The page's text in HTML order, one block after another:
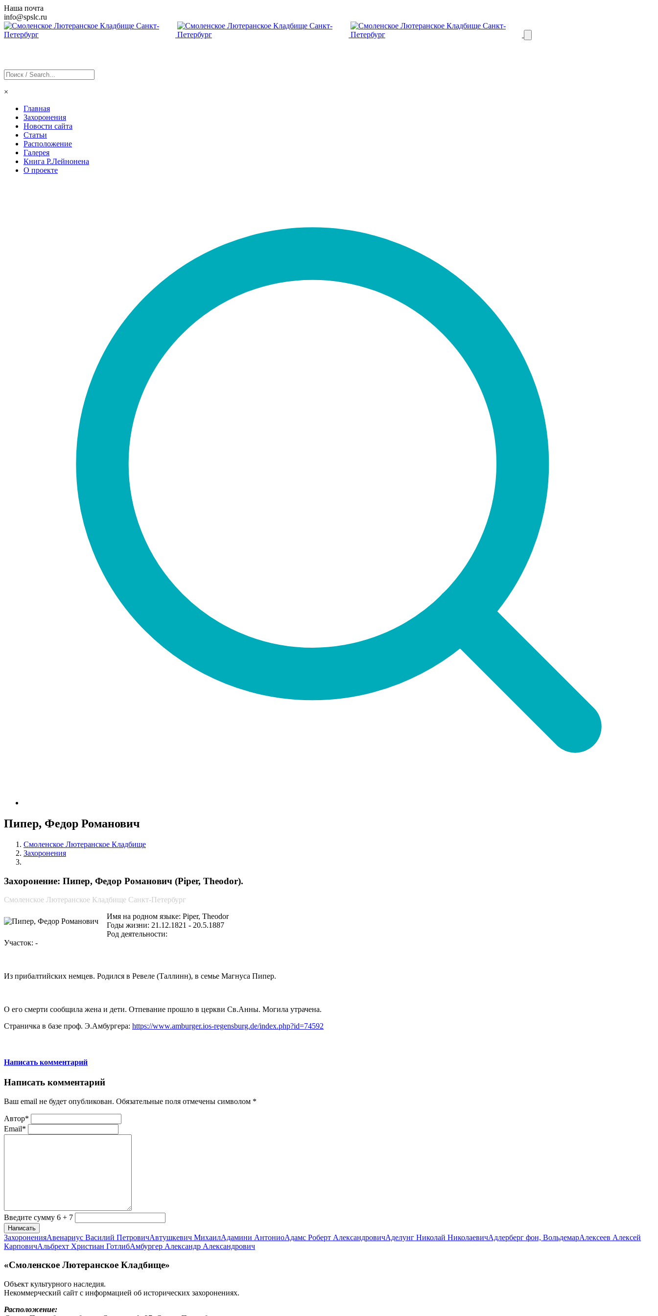
Наша почта
info@spslc.ru
×
Главная
Захоронения
Новости сайта
Статьи
Расположение
Галерея
Книга Р.Лейнонена
О проекте
Пипер, Федор Романович
Смоленское Лютеранское Кладбище
Захоронения
Захоронение: Пипер, Федор Романович (Piper, Theodor).
Смоленское Лютеранское Кладбище Санкт-Петербург
Имя на родном языке: Piper, Theodor
Годы жизни: 21.12.1821 - 20.5.1887
Род деятельности:
Участок: -
Из прибалтийских немцев. Родился в Ревеле (Таллинн), в семье Магнуса Пипер.
О его смерти сообщила жена и дети. Отпевание прошло в церкви Св.Анны. Могила утрачена.
Страничка в базе проф. Э.Амбургера: https://www.amburger.ios-regensburg.de/index.php?id=74592
Написать комментарий
Написать комментарий
Ваш email не будет опубликован. Обязательные поля отмечены символом *
Автор*
Email*
Введите сумму 6 + 7
Написать
ЗахороненияАвенариус Василий ПетровичАвтушкевич МихаилАдамини АнтониоАдамс Роберт АлександровичАделунг Николай НиколаевичАдлерберг фон, ВольдемарАлексеев Алексей
КарповичАльбрехт Христиан ГотлибАмбургер Александр Александрович
«Смоленское Лютеранское Кладбище»
Объект культурного наследия.
Некоммерческий сайт с информацией об исторических захоронениях.
Расположение: